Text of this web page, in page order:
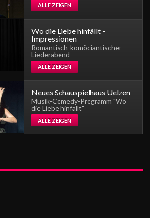
ALLE ZEIGEN
Wo die Liebe hinfällt -
Impressionen
Romantisch-komödiantischer
Liederabend
ALLE ZEIGEN
Neues Schauspielhaus Uelzen
Musik-Comedy-Programm "Wo
die Liebe hinfällt"
ALLE ZEIGEN